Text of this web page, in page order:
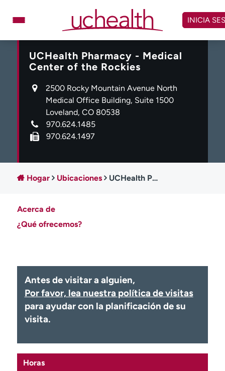
contenido
Médicos
Especialidades
Ubicaciones
Programar cita
Atención de urgencia
Facturación y precios
Inicie sesión en My Health Connection
Acerca de UCHealth
Ready. Set. CO.
Contáctenos Noticias e historias
INICIA
UCHealth Pharmacy - Medical
Center of the Rockies
2500 Rocky Mountain Avenue North
Medical Office Building, Suite 1500
Loveland, CO 80538
970.624.1485
970.624.1497
Hogar Ubicaciones UCHealth Pharmacy - Medical Center of the Rockies
Acerca de
¿Qué ofrecemos?
Antes de visitar a alguien,
Por favor, lea nuestra política de visitas
para ayudar con la planificación de su
visita.
Horas